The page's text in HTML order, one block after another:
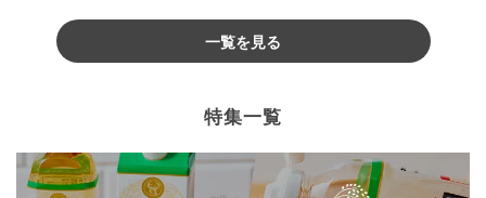
一覧を見る
特集一覧